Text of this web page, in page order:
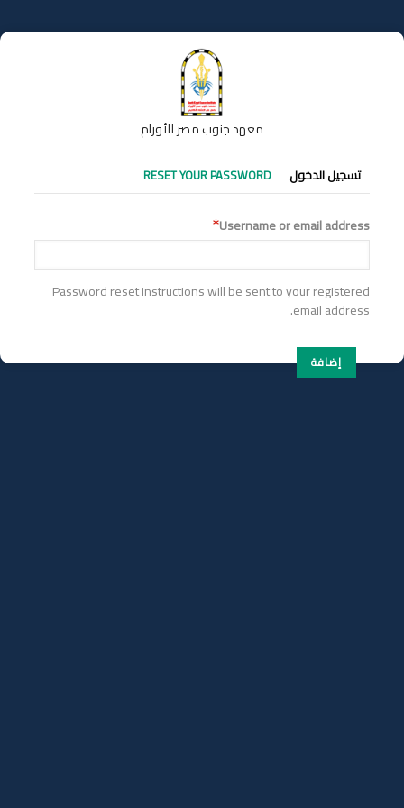
إلى
المحتوى
معهد جنوب مصر للأورام
التبويبات
الأساسية
تسجيل الدخول RESET YOUR PASSWORD
Username or email address
Password reset instructions will be sent to your registered
email address.